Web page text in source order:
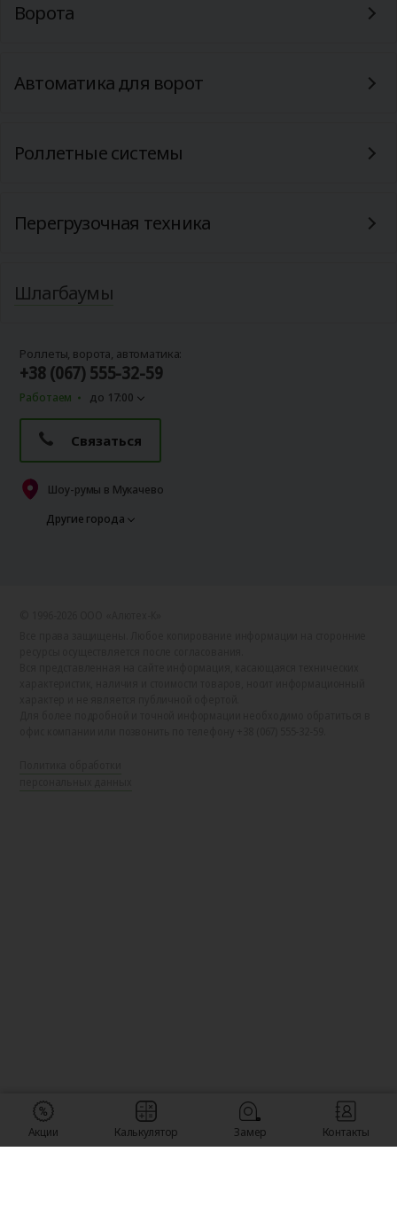
Ворота
Автоматика для ворот
Роллетные системы
Перегрузочная техника
Шлагбаумы
Роллеты, ворота, автоматика:
+38 (067) 555-32-59
Работаем до 17:00
Связаться
Шоу-румы в Мукачево
Другие города
Акции Калькулятор Замер Контакты